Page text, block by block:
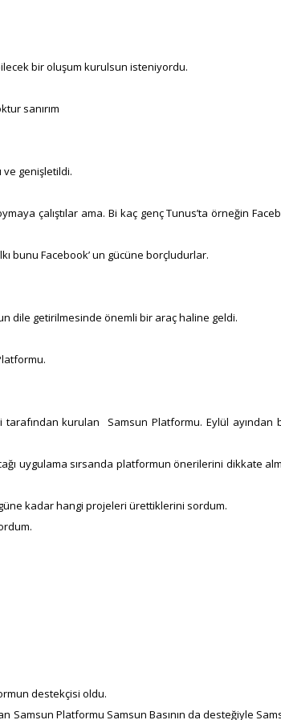
bir oluşum kurulsun isteniyordu.
sanırım
ve genişletildi.
çalıştılar ama. Bi kaç genç Tunus’ta örneğin
bunu Facebook’ un gücüne borçludurlar.
dile getirilmesinde önemli bir araç haline geldi.
tarafından kurulan Samsun Platformu. Eylül ayından
uygulama sırsanda platformun önerilerini dikkate
kadar hangi projeleri ürettiklerini sordum.
destekçisi oldu.
Samsun Platformu Samsun Basının da desteğiyle